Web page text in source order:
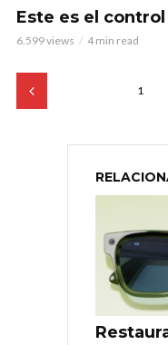
Este es el control
6.599 views 4 min read
1